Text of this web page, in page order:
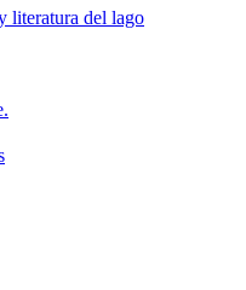
literatura del lago